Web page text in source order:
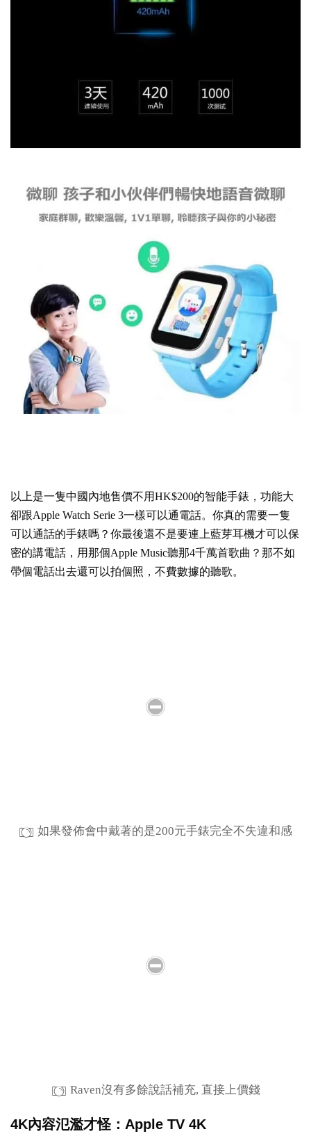
以上是一隻中國內地售價不用HK$200的智能手錶，功能大
卻跟Apple Watch Serie 3一樣可以通電話。你真的需要一隻
可以通話的手錶嗎？你最後還不是要連上藍芽耳機才可以保
密的講電話，用那個Apple Music聽那4千萬首歌曲？那不如
帶個電話出去還可以拍個照，不費數據的聽歌。
如果發佈會中戴著的是200元手錶完全不失違和感
Raven沒有多餘說話補充, 直接上價錢
4K內容氾濫才怪：Apple TV 4K